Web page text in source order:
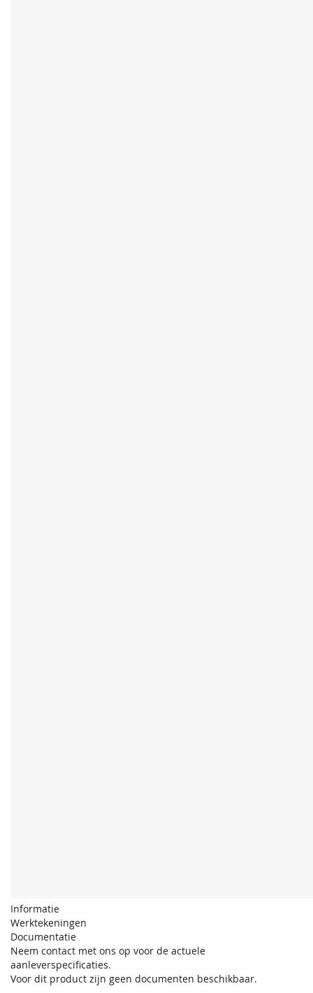
Informatie
Werktekeningen
Documentatie
Neem contact met ons op voor de actuele
aanleverspecificaties.
Voor dit product zijn geen documenten beschikbaar.